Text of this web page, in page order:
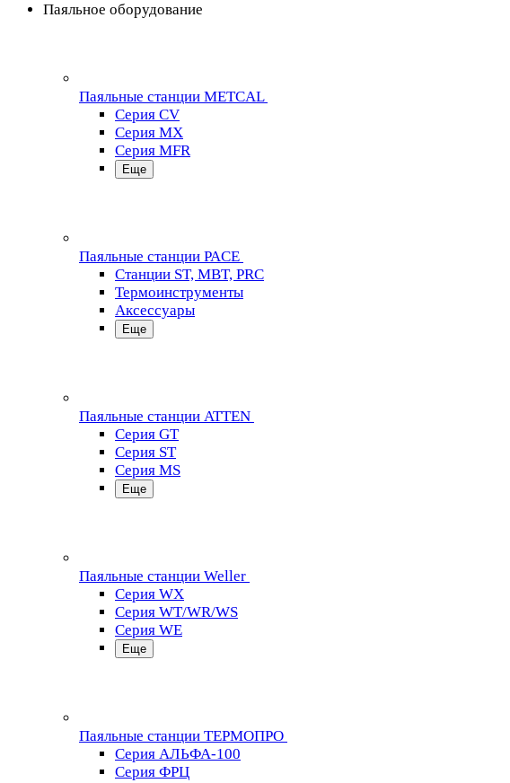
Паяльное оборудование
Паяльные станции METCAL
Серия CV
Серия MX
Серия MFR
Еще
Паяльные станции PACE
Станции ST, MBT, PRC
Термоинструменты
Аксессуары
Еще
Паяльные станции ATTEN
Серия GT
Серия ST
Серия MS
Еще
Паяльные станции Weller
Серия WX
Серия WT/WR/WS
Серия WE
Еще
Паяльные станции ТЕРМОПРО
Серия АЛЬФА-100
Серия ФРЦ